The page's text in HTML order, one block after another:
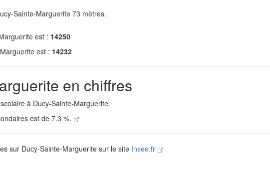
Sainte-Marguerite 73 mètres.
est : 14250
est : 14232
en chiffres
à Ducy-Sainte-Marguerite.
est de 7.3 %.
sur Ducy-Sainte-Marguerite sur le site Insee.fr